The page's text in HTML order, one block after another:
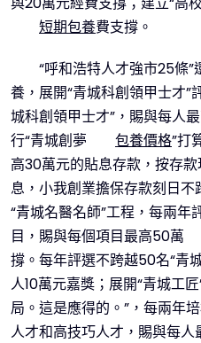
短期包養費支撐。
“呼和浩特人才強市25條
養，展開“青城科創領甲士才”
城科創領甲士才”，賜與每人
行“青城創夢
包養價格”打
高30萬元的貼息存款，按存
息，小我創業擔保存款刻日不
“青城名醫名師”工程，每兩
目，賜與每個項目最高50萬
撐。每年評選不跨越50名“青
人10萬元嘉獎；展開“青城工
局。這是應得的。”，每兩年
人才和高技巧人才，賜與每人